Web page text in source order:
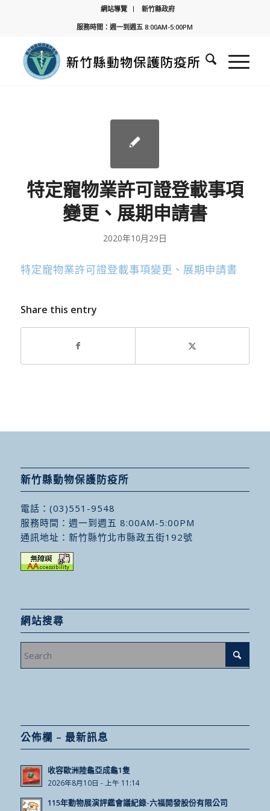
網站導覽
新竹縣政府
服務時間：週一到週五 8:00AM-5:00PM
特定寵物業許可證登載事項
變更、展期申請書
2020年10月29日
特定寵物業許可證登載事項變更、展期申請書
Share this entry
新竹縣動物保護防疫所
電話： (03)551-9548
服務時間：週一到週五 8:00AM-5:00PM
通訊地址： 新竹縣竹北市縣政五街192號
網站搜尋
公佈欄 – 最新訊息
收容歐洲陸龜亞成龜1隻
2026年8月10日 - 上午 11:14
115年動物展演評鑑會議紀錄-六福開發股份有限公司